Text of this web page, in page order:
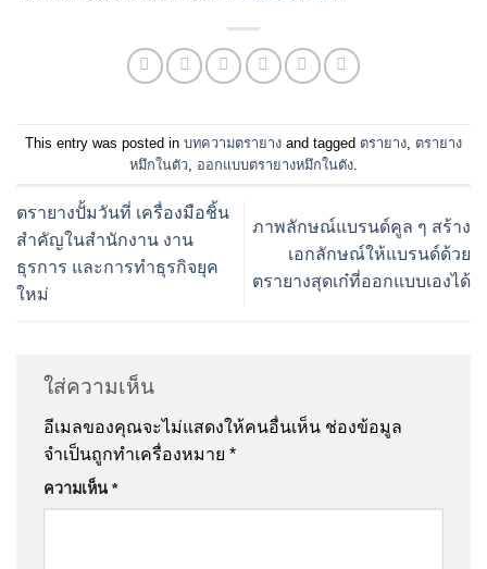
This entry was posted in บทความตรายาง and tagged ตรายาง ตรายาง
หมึกในตัว ออกแบบตรายางหมึกในตัง
ตรายางปั้มวันที่ เครื่องมือชิ้น
สำคัญในสำนักงาน งาน
ธุรการ และการทำธุรกิจยุค
ใหม่
ภาพลักษณ์แบรนด์คูล ๆ สร้าง
เอกลักษณ์ให้แบรนด์ด้วย
ตรายางสุดเก๋ที่ออกแบบเองได้
ใส่ความเห็น
อีเมลของคุณจะไม่แสดงให้คนอื่นเห็น ช่องข้อมูล
จำเป็นถูกทำเครื่องหมาย *
ความเห็น *